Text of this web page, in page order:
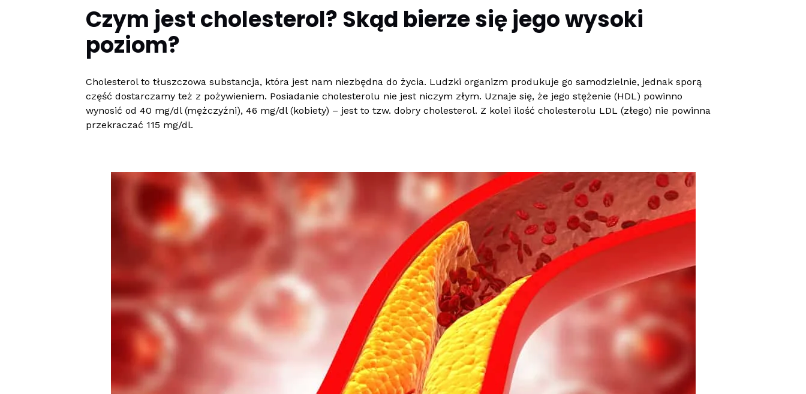
Czym jest cholesterol? Skąd bierze się jego wysoki
poziom?
Cholesterol to tłuszczowa substancja, która jest nam niezbędna do życia. Ludzki organizm produkuje go samodzielnie, jednak sporą
część dostarczamy też z pożywieniem. Posiadanie cholesterolu nie jest niczym złym. Uznaje się, że jego stężenie (HDL) powinno
wynosić od 40 mg/dl (mężczyźni), 46 mg/dl (kobiety) – jest to tzw. dobry cholesterol. Z kolei ilość cholesterolu LDL (złego) nie powinna
przekraczać 115 mg/dl.